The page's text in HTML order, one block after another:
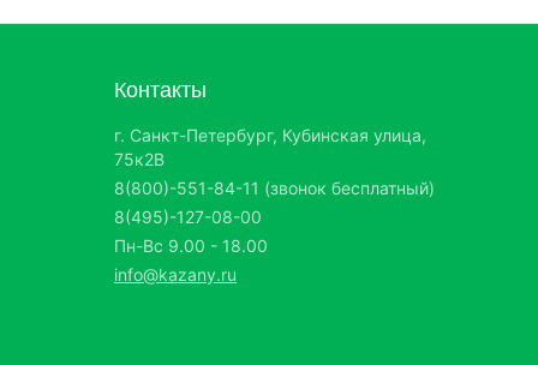
Контакты
г. Санкт-Петербург, Кубинская улица,
75к2В
8(800)-551-84-11 (звонок бесплатный)
8(495)-127-08-00
Пн-Вс 9.00 - 18.00
info@kazany.ru